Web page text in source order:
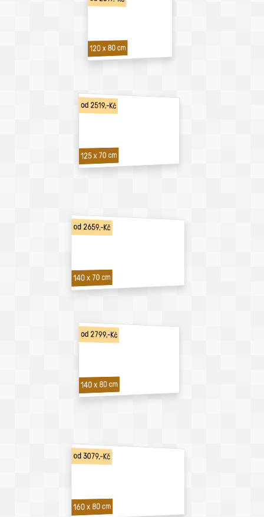
120 x 80 cm
od 2519,-Kč
125 x 70 cm
od 2659,-Kč
140 x 70 cm
od 2799,-Kč
140 x 80 cm
od 3079,-Kč
160 x 80 cm